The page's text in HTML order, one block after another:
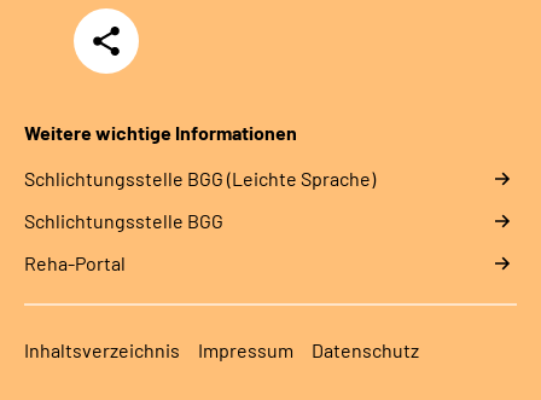
Teilen
Weitere wichtige Informationen
Schlich­tungs­stel­le BGG (Leichte Sprache)
Schlich­tungs­stel­le BGG
Reha-Portal
Inhaltsverzeichnis Impressum Datenschutz